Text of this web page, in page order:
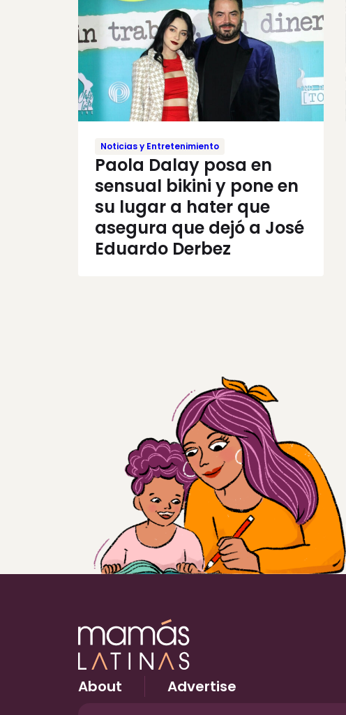
Noticias y Entretenimiento
Paola Dalay posa en
sensual bikini y pone en
su lugar a hater que
asegura que dejó a José
Eduardo Derbez
About Advertise